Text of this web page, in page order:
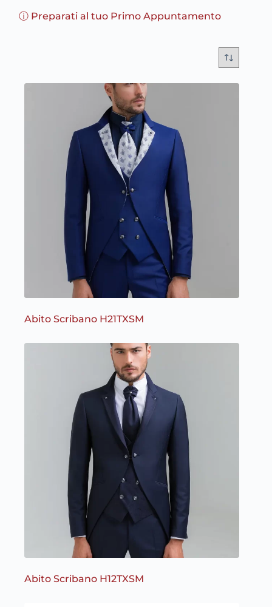
ⓘ Preparati al tuo Primo Appuntamento
Abito Scribano H21TXSM
Abito Scribano H12TXSM